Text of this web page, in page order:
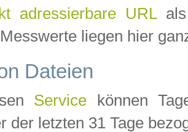
adressierbare URLals
liegen hier
Dateien
Service können
der letzten 31 Tage